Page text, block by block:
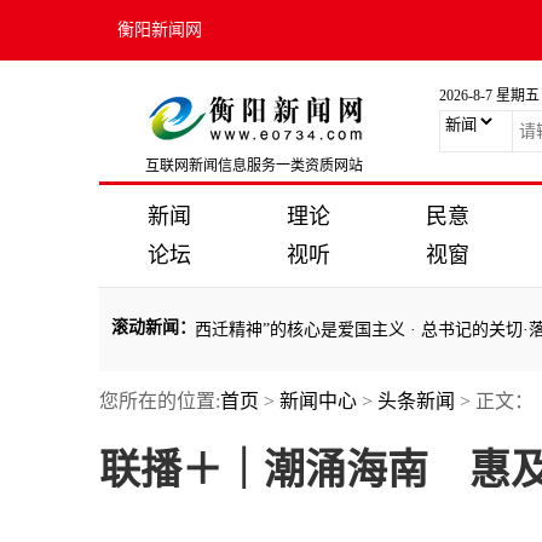
衡阳新闻网
互联网新闻信息服务一类资质网站
2026-8-7 星期五
新闻 理论 民意
论坛
视听 视窗
滚动新闻 ：
时习之丨“西迁精神”的核心是爱国主义·总书记的关切·落
时习之丨“西迁精神”的核心是爱国主义·总书记的关切·落
您所在的位置:首页 > 新闻中心 > 头条新闻 > 正文：
联播＋｜潮涌海南 惠